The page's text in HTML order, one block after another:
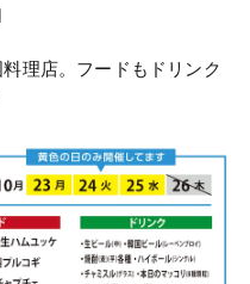
理店。フードもドリンク